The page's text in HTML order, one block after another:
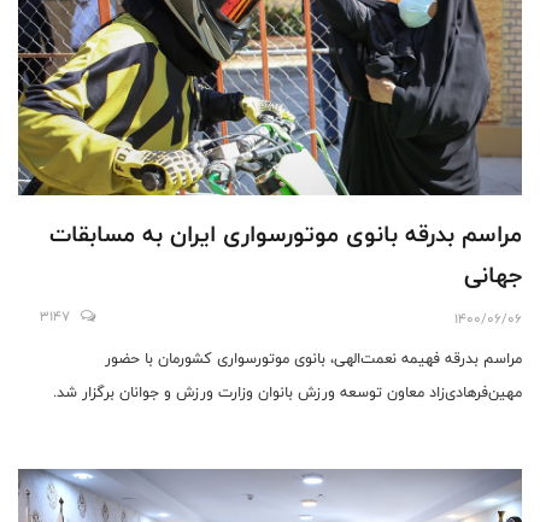
مراسم بدرقه بانوی موتورسواری ایران به مسابقات
جهانی
1400/06/06
3147
مراسم بدرقه فهیمه نعمت‌الهی، بانوی موتورسواری کشورمان با حضور
مهین‌فرهادی‌زاد معاون‌ توسعه ورزش بانوان وزارت ورزش و جوانان برگزار شد.